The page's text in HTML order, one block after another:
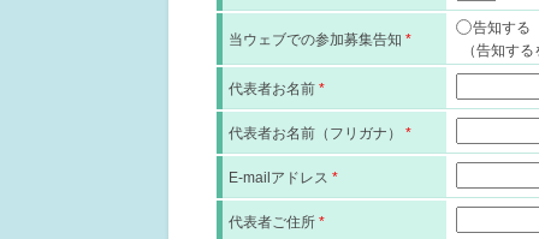
当ウェブでの参加募集告知 *
告知す
（告知す
代表者お名前 *
代表者お名前（フリガナ） *
E-mailアドレス *
代表者ご住所 *